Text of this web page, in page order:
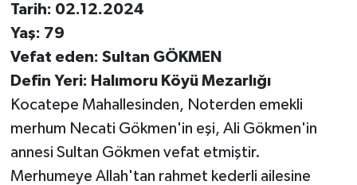
Tarih: 02.12.2024
Yaş: 79
Vefat eden: Sultan GÖKMEN
Defin Yeri: Halımoru Köyü Mezarlığı
Kocatepe Mahallesinden, Noterden emekli
merhum Necati Gökmen'in eşi, Ali Gökmen'in
annesi Sultan Gökmen vefat etmiştir.
Merhumeye Allah'tan rahmet kederli ailesine